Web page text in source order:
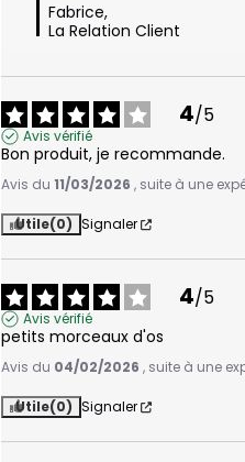
Fabrice,
La Relation Client
4/5
Avis vérifié
Bon produit, je recommande.
Avis du 11/03/2026 , suite à une
Utile(0) Signaler
4/5
Avis vérifié
petits morceaux d'os
Avis du 04/02/2026 , suite à une
Utile(0) Signaler